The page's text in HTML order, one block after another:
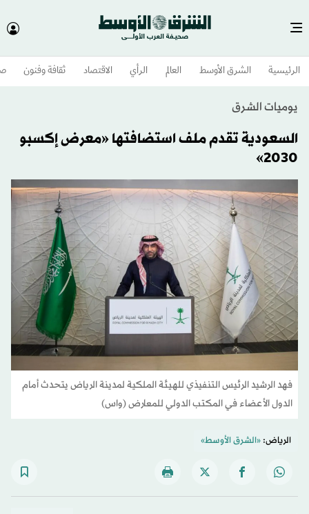
الرئيسية الشرق الأوسط​ العالم الرأي الاقتصاد ثقافة وفنون
يوميات الشرق
السعودية تقدم ملف استضافتها «معرض ‫إكسبو
2030»
فهد الرشيد الرئيس التنفيذي للهيئة الملكية لمدينة الرياض يتحدث أمام
الدول الأعضاء في المكتب الدولي للمعارض (واس)
الرياض:«الشرق الأوسط»